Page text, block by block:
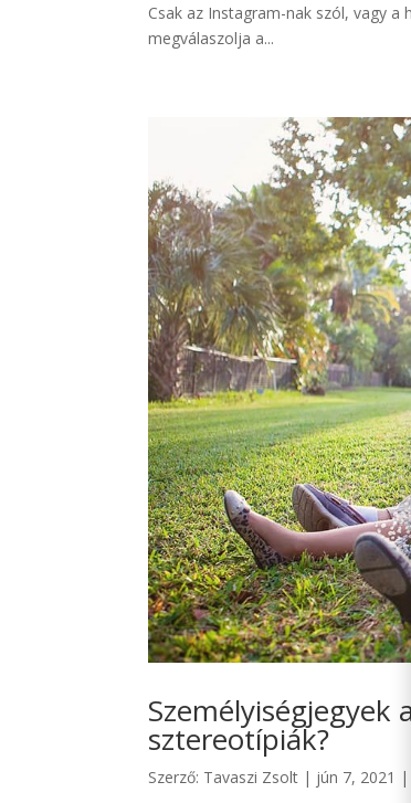
Csak az Instagram-nak szól, vagy a
megválaszolja a...
Személyiségjegyek
sztereotípiák?
Szerző: Tavaszi Zsolt | jún 7, 2021 |